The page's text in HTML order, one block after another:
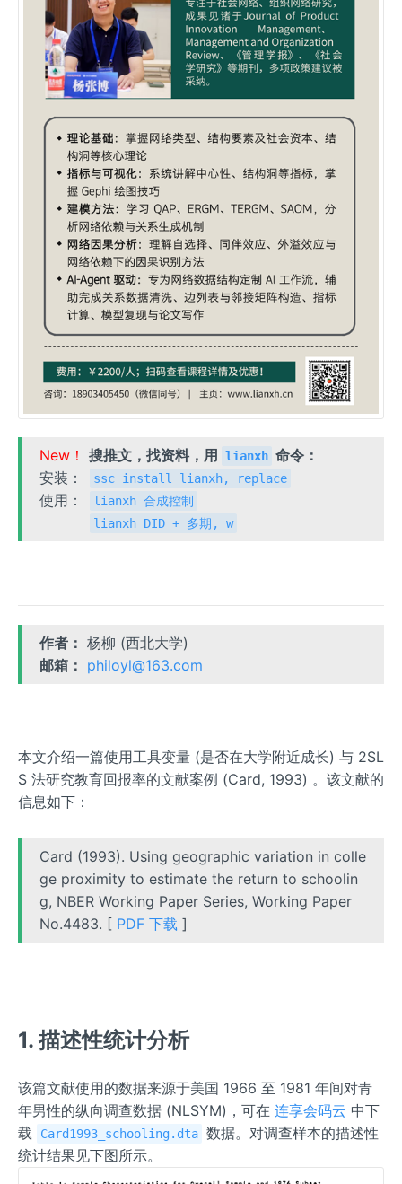
New！ 搜推文，找资料，用 lianxh 命令：
安装：
ssc install lianxh, replace
使用：
lianxh 合成控制
lianxh DID + 多期, w
作者： 杨柳 (西北大学)
邮箱： philoyl@163.com
本文介绍一篇使用工具变量 (是否在大学附近成长) 与 2SL
S 法研究教育回报率的文献案例 (Card, 1993) 。该文献的
信息如下：
Card (1993). Using geographic variation in colle
ge proximity to estimate the return to schoolin
g, NBER Working Paper Series, Working Paper
No.4483. [ PDF 下载 ]
1. 描述性统计分析
该篇文献使用的数据来源于美国 1966 至 1981 年间对青
年男性的纵向调查数据 (NLSYM)，可在 连享会码云 中下
载
Card1993_schooling.dta 数据。对调查样本的描述性
统计结果见下图所示。